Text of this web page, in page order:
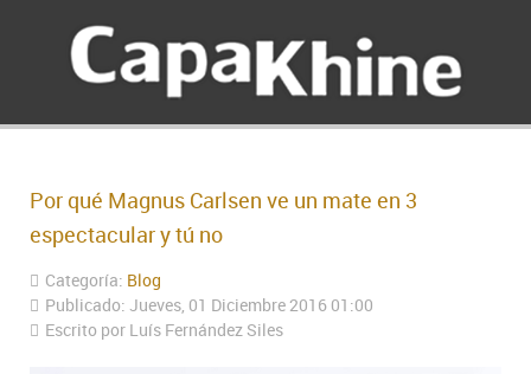
Por qué Magnus Carlsen ve un mate en 3
espectacular y tú no
Categoría: Blog
Publicado: Jueves, 01 Diciembre 2016 01:00
Escrito por Luís Fernández Siles